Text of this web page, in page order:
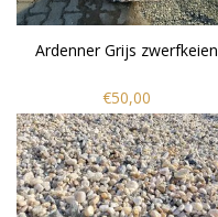
Ardenner Grijs zwerfkeien
€50,00